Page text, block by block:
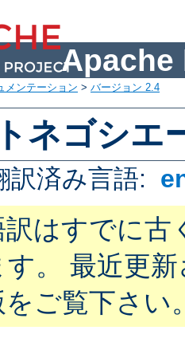
Apache
メンテーション > バージョン 2.4
ネゴシエ
訳済み言語:
訳はすでに古
。 最近更
ご覧下さい